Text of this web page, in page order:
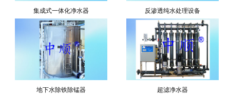
集成式一体化净水器 反渗透纯水处理设备
地下水除铁除锰器 超滤净水器